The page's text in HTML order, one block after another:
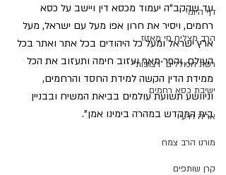
דף היומי
הרב מצליח חי מאזוז
רשת הכוללים "רצופות"
ישיבת כסא רחמים
אריה דרעי
מורנו הרב צמח
קרן שותפים
עד שהקב”ה יעמוד מכסא דין ויישב על כסא
רחמים, ויסיר את חרון אפו מעל עם ישראל, מעל
ארץ ישראל ומעל כל היהודים בכל אתר ואתר בכל
העולם, והפר מאף ועזוב חימה ותעזוב את הכל
ממידת הדין הקשה למידת החסד והרחמים,
וניוושע תשועת עולמים בביאת המשיח ובבניין
בית המקדש במהרה בימינו אמן”.